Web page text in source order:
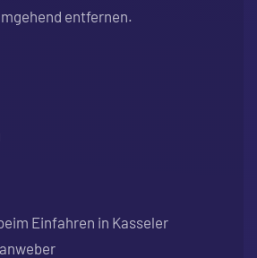
entfernen.
Einfahren in Kasseler